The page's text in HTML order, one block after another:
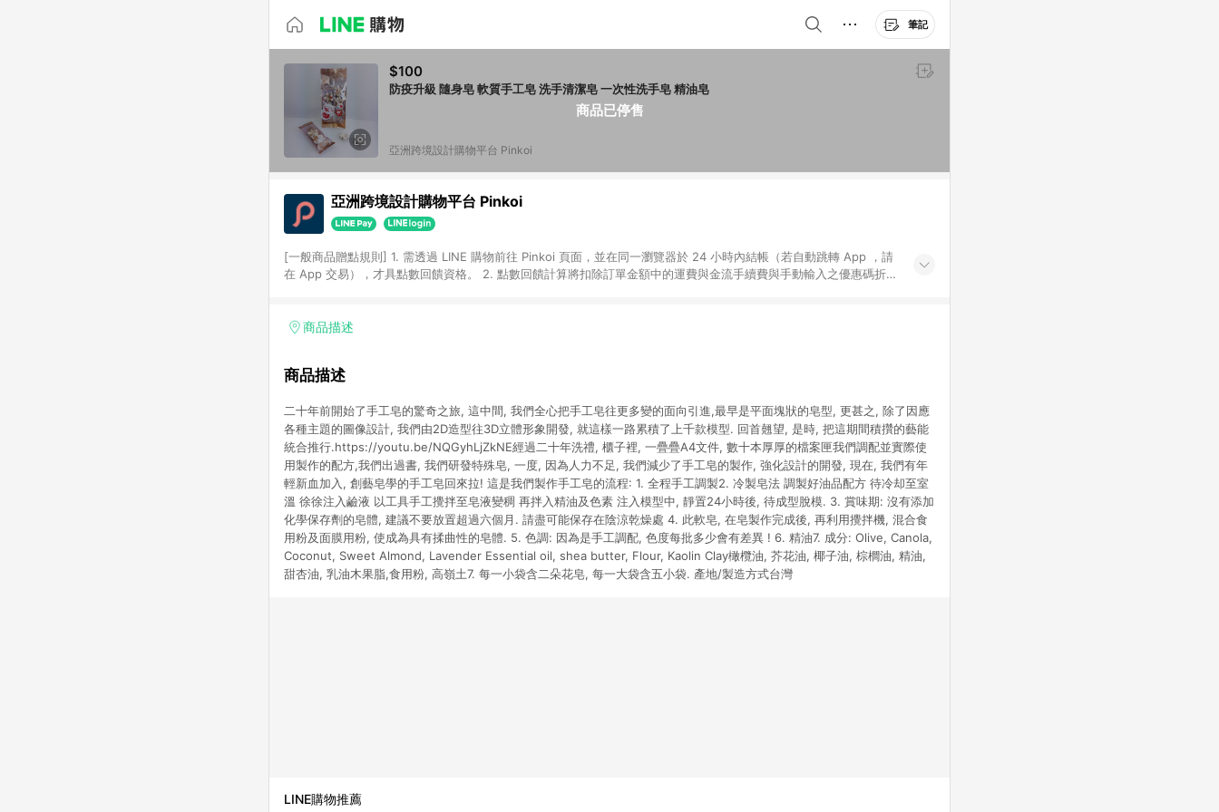
筆記
商品已停售
$100
防疫升級 隨身皂 軟質手工皂 洗手清潔皂 一次性洗手皂 精油皂
亞洲跨境設計購物平台 Pinkoi
亞洲跨境設計購物平台 Pinkoi
[一般商品贈點規則] 1. 需透過 LINE 購物前往 Pinkoi 頁面，並在同一瀏覽器於 24 小時內結帳（若自動跳轉 App ，請
在 App 交易），才具點數回饋資格。 2. 點數回饋計算將扣除訂單金額中的運費與金流手續費與手動輸入之優惠碼折
格，部分退款不在此限。 6. APP 請更新至Android v4.6.0 / iOS v4.1.5 以上才具贈點資格。 7. 點數將於出貨後 45 天
使用規則請以點數紅包活動說明為準。 11. 若於 LINE 購物前往 Pinkoi 頁面後才首次下載 Pinkoi APP 並完成訂單，不
商品描述
商品描述
二十年前開始了手工皂的驚奇之旅, 這中間, 我們全心把手工皂往更多變的面向引進,最早是平面塊狀的皂型, 更甚之, 除了因應
各種主題的圖像設計, 我們由2D造型往3D立體形象開發, 就這樣一路累積了上千款模型. 回首翹望, 是時, 把這期間積攢的藝能
統合推行.https://youtu.be/NQGyhLjZkNE經過二十年洗禮, 櫃子裡, 一疊疊A4文件, 數十本厚厚的檔案匣我們調配並實際使
用製作的配方,我們出過書, 我們研發特殊皂, 一度, 因為人力不足, 我們減少了手工皂的製作, 強化設計的開發, 現在, 我們有年
輕新血加入, 創藝皂學的手工皂回來拉! 這是我們製作手工皂的流程: 1. 全程手工調製2. 冷製皂法 調製好油品配方 待冷却至室
溫 徐徐注入鹼液 以工具手工攪拌至皂液變稠 再拌入精油及色素 注入模型中, 靜置24小時後, 待成型脫模. 3. 賞味期: 沒有添加
化學保存劑的皂體, 建議不要放置超過六個月. 請盡可能保存在陰涼乾燥處 4. 此軟皂, 在皂製作完成後, 再利用攪拌機, 混合食
用粉及面膜用粉, 使成為具有揉曲性的皂體. 5. 色調: 因為是手工調配, 色度每批多少會有差異 ! 6. 精油7. 成分: Olive, Canola,
Coconut, Sweet Almond, Lavender Essential oil, shea butter, Flour, Kaolin Clay橄欖油, 芥花油, 椰子油, 棕櫚油, 精油,
甜杏油, 乳油木果脂,食用粉, 高嶺土7. 每一小袋含二朵花皂, 每一大袋含五小袋. 產地/製造方式台灣
LINE購物推薦